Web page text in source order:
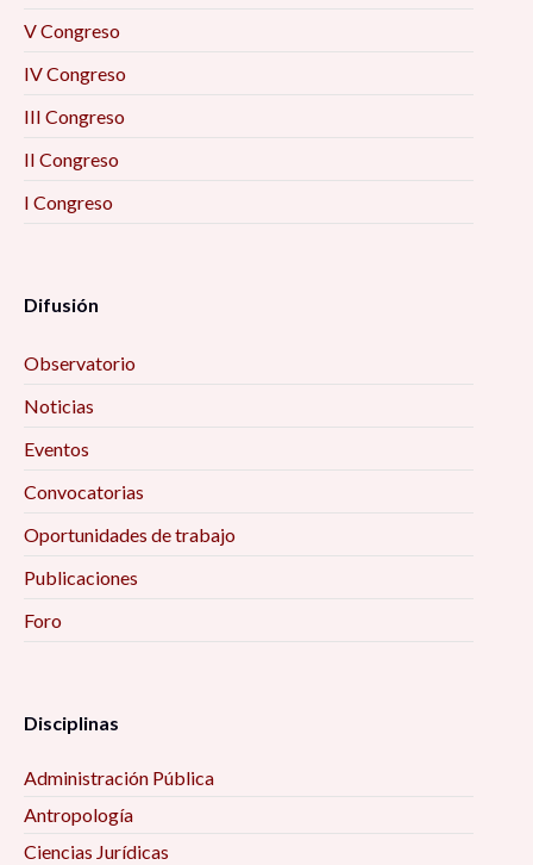
V Congreso
IV Congreso
III Congreso
II Congreso
I Congreso
Difusión
Observatorio
Noticias
Eventos
Convocatorias
Oportunidades de trabajo
Publicaciones
Foro
Disciplinas
Administración Pública
Antropología
Ciencias Jurídicas